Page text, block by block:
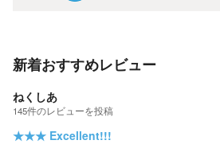
新着おすすめレビュー
ねくしあ
145件のレビューを投稿
★★★ Excellent!!!